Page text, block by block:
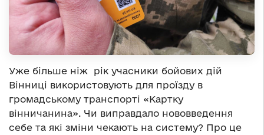
Уже більше ніж рік учасники бойових дій
Вінниці використовують для проїзду в
громадському транспорті «Картку
вінничанина». Чи виправдало нововведення
себе та які зміни чекають на систему? Про це